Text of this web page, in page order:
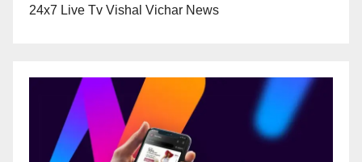
24x7 Live Tv Vishal Vichar News